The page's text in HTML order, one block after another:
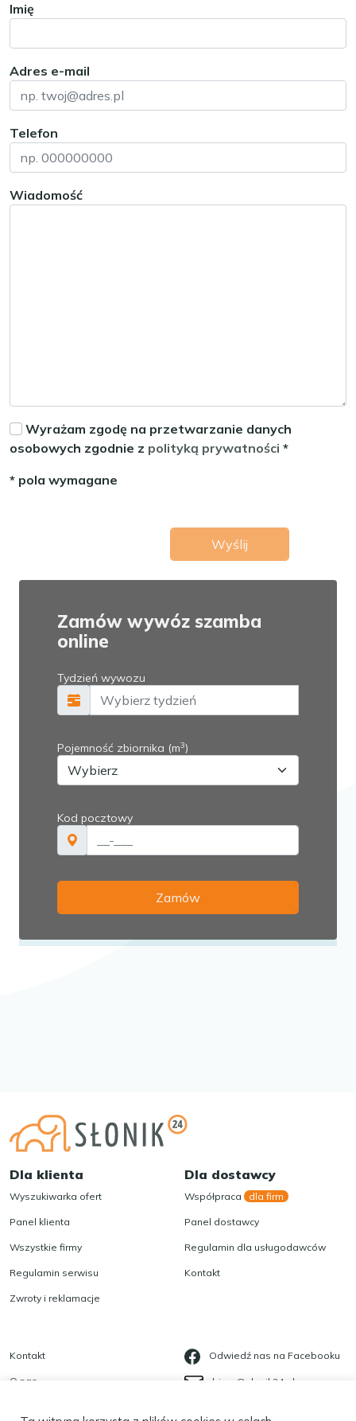
Imię
Adres e-mail
Telefon
Wiadomość
Wyrażam zgodę na przetwarzanie danych
osobowych zgodnie z polityką prywatności *
* pola wymagane
Dla klienta
Wyszukiwarka ofert
Panel klienta
Wszystkie firmy
Regulamin serwisu
Zwroty i reklamacje
Dla dostawcy
Współpraca dla firm
Panel dostawcy
Regulamin dla usługodawców
Kontakt
Kontakt
O nas
Odwiedź nas na Facebooku
biuro@slonik24.pl